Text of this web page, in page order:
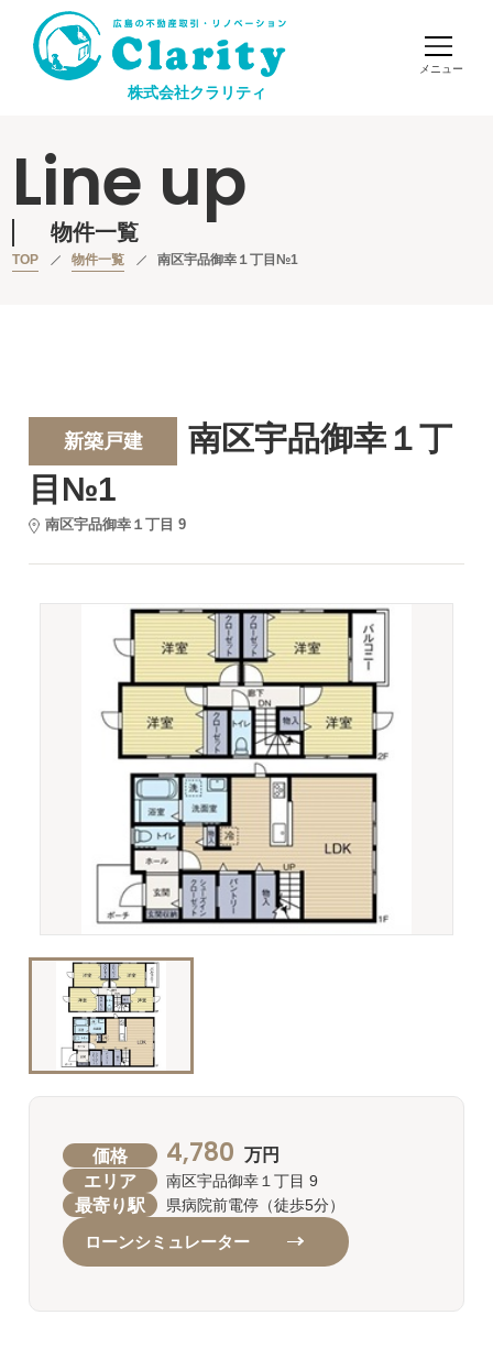
株式会社クラリティ
Line up
物件一覧
TOP 物件一覧 南区宇品御幸１丁目№1
新築戸建
南区宇品御幸１丁
目№1
南区宇品御幸１丁目 9
価格 4,780 万円
エリア 南区宇品御幸１丁目 9
最寄り駅 県病院前電停（徒歩5分）
ローンシミュレーター